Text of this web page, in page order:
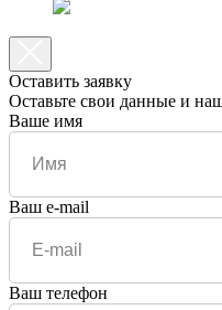
Оставить заявку
Оставьте свои данные и
Ваше имя
Ваш e-mail
Ваш телефон